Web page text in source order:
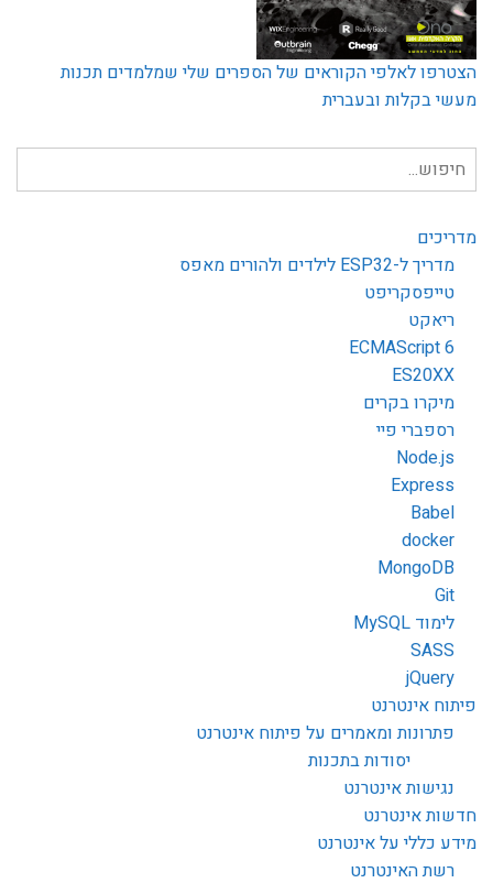
הצטרפו לאלפי הקוראים של הספרים שלי שמלמדים תכנות
מעשי בקלות ובעברית
חיפוש
עבור:
מדריכים
מדריך ל-ESP32 לילדים ולהורים מאפס
טייפסקריפט
ריאקט
ECMAScript 6
ES20XX
מיקרו בקרים
רספברי פיי
Node.js
Express
Babel
docker
MongoDB
Git
לימוד MySQL
SASS
jQuery
פיתוח אינטרנט
פתרונות ומאמרים על פיתוח אינטרנט
יסודות בתכנות
נגישות אינטרנט
חדשות אינטרנט
מידע כללי על אינטרנט
רשת האינטרנט